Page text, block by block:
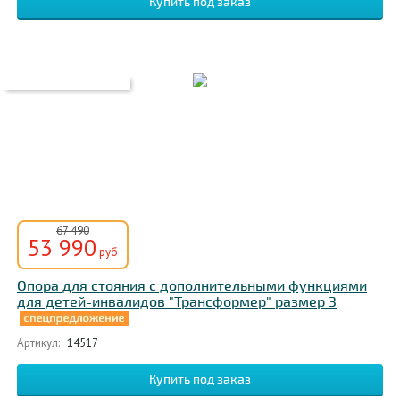
67 490
53 990 руб
Опора для стояния с дополнительными функциями
для детей-инвалидов "Трансформер" размер 3
Артикул: 14517